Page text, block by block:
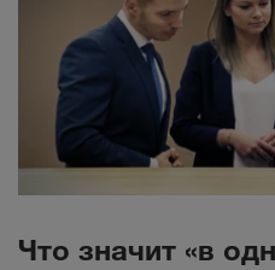
Что значит «в